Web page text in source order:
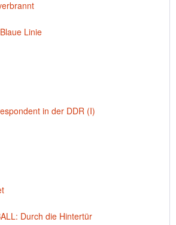
Linie
in der DDR (I)
Durch die Hintertür